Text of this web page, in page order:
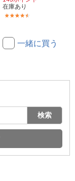
在庫あり
一緒に買う
検索